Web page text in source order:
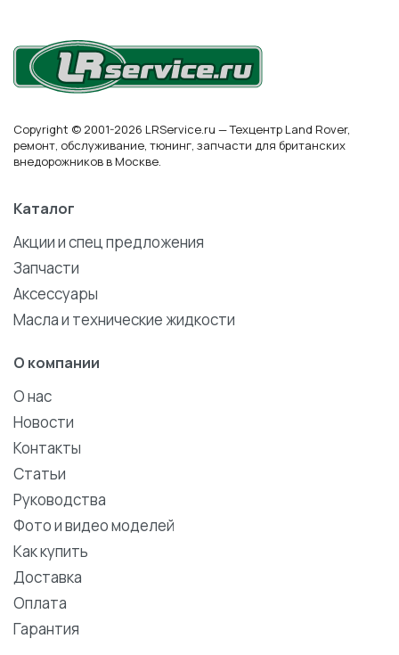
Copyright © 2001-2026 LRService.ru — Техцентр Land Rover,
ремонт, обслуживание, тюнинг, запчасти для британских
внедорожников в Москве.
Каталог
Акции и спец предложения
Запчасти
Аксессуары
Масла и технические жидкости
О компании
О нас
Новости
Контакты
Статьи
Руководства
Фото и видео моделей
Как купить
Доставка
Оплата
Гарантия